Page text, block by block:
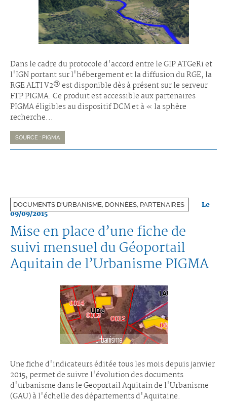
Dans le cadre du protocole d'accord entre le GIP ATGeRi et
l'IGN portant sur l'hébergement et la diffusion du RGE, la
RGE ALTI V2® est disponible dès à présent sur le serveur
FTP PIGMA. Ce produit est accessible aux partenaires
PIGMA éligibles au dispositif DCM et à « la sphère
recherche...
SOURCE : PIGMA
DOCUMENTS D'URBANISME, DONNÉES, PARTENAIRES
Le
09/09/2015
Mise en place d’une fiche de
suivi mensuel du Géoportail
Aquitain de l’Urbanisme PIGMA
Une fiche d'indicateurs éditée tous les mois depuis janvier
2015, permet de suivre l'évolution des documents
d'urbanisme dans le Geoportail Aquitain de l'Urbanisme
(GAU) à l'échelle des départements d'Aquitaine.